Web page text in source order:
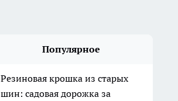
Популярное
Резиновая крошка из старых
шин: садовая дорожка за